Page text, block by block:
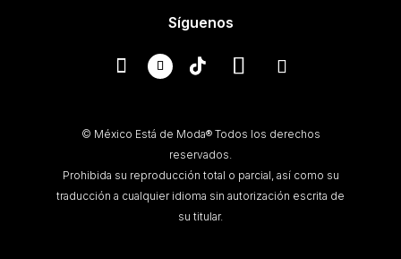
Síguenos
© México Está de Moda® Todos los derechos
reservados.
Prohibida su reproducción total o parcial, así como su
traducción a cualquier idioma sin autorización escrita de
su titular.